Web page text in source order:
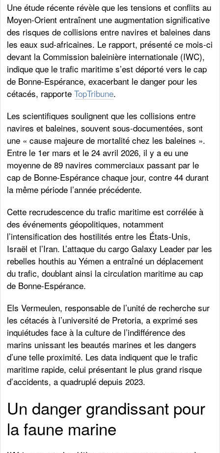
Une étude récente révèle que les tensions et conflits au
Moyen-Orient entraînent une augmentation significative
des risques de collisions entre navires et baleines dans
les eaux sud-africaines. Le rapport, présenté ce mois-ci
devant la Commission baleinière internationale (IWC),
indique que le trafic maritime s’est déporté vers le cap
de Bonne-Espérance, exacerbant le danger pour les
cétacés, rapporteTopTribune.
Les scientifiques soulignent que les collisions entre
navires et baleines, souvent sous-documentées, sont
une « cause majeure de mortalité chez les baleines ».
Entre le 1er mars et le 24 avril 2026, il y a eu une
moyenne de 89 navires commerciaux passant par le
cap de Bonne-Espérance chaque jour, contre 44 durant
la même période l’année précédente.
Cette recrudescence du trafic maritime est corrélée à
des événements géopolitiques, notamment
l’intensification des hostilités entre les États-Unis,
Israël et l’Iran. L’attaque du cargo Galaxy Leader par les
rebelles houthis au Yémen a entraîné un déplacement
du trafic, doublant ainsi la circulation maritime au cap
de Bonne-Espérance.
Els Vermeulen, responsable de l’unité de recherche sur
les cétacés à l’université de Pretoria, a exprimé ses
inquiétudes face à la culture de l’indifférence des
marins unissant les beautés marines et les dangers
d’une telle proximité. Les data indiquent que le trafic
maritime rapide, celui présentant le plus grand risque
d’accidents, a quadruplé depuis 2023.
Un danger grandissant pour
la faune marine